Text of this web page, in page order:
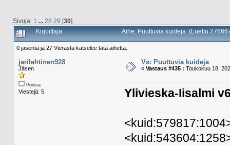
Sivuja: 1 ... 28 29 [30]
Kirjoittaja Aihe: Puuttuvia kuideja (Luettu
0 jäsentä ja 27 Vierasta katselee tätä aihetta.
jarilehtinen928
Jäsen
Poissa
Viestejä: 5
Vs: Puuttuvia kuideja
« Vastaus #435 : Toukokuu 18,
Ylivieska-Iisalmi